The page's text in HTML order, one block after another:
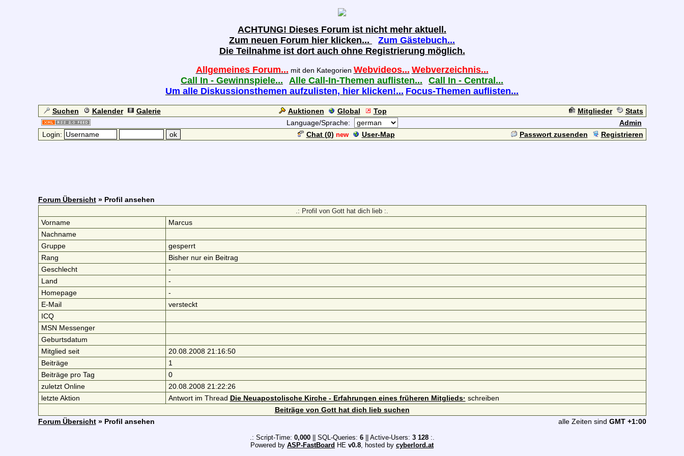
ACHTUNG! Dieses Forum ist nicht mehr aktuell.
Zum neuen Forum hier klicken...
Zum Gästebuch...
Die Teilnahme ist dort auch ohne Registrierung möglich.
Allgemeines Forum... mit den Kategorien Webvideos... Webverzeichnis...
Call In - Gewinnspiele...
Alle Call-In-Themen auflisten...
Call In - Central...
Um alle Diskussionsthemen aufzulisten, hier klicken!... Focus-Themen auflisten...
Suchen Kalender Galerie Auktionen Global Top Mitglieder
Stats
Language/Sprache:
Admin
Login:
Chat (0) new User-Map Passwort zusenden Registrieren
Forum Übersicht» Profil ansehen
.: Profil von Gott hat dich lieb :.
Vorname
Marcus
Nachname
Gruppe
gesperrt
Rang
Bisher nur ein Beitrag
Geschlecht
-
Land
-
Homepage
-
E-Mail
versteckt
ICQ
MSN Messenger
Geburtsdatum
Mitglied seit
20.08.2008 21:16:50
Beiträge
1
Beiträge pro Tag
0
zuletzt Online
20.08.2008 21:22:26
letzte Aktion
Antwort im Thread Die Neuapostolische Kirche - Erfahrungen eines früheren Mitglieds· schreiben
Beiträge von Gott hat dich lieb suchen
Forum Übersicht» Profil ansehen alle Zeiten sind GMT +1:00
.: Script-Time: 0,000|| SQL-Queries: 6|| Active-Users: 3 128:.
Powered by ASP-FastBoard HE v0.8, hosted by cyberlord.at